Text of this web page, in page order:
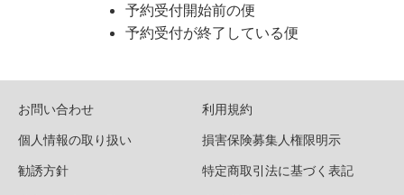
予約受付開始前の便
予約受付が終了している便
お問い合わせ
利用規約
個人情報の取り扱い
損害保険募集人権限明示
勧誘方針
特定商取引法に基づく表記